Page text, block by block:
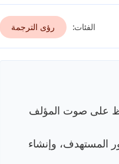
الفئات: رؤى الترجمة
على صوت المؤلف
المستهدف، وإنشاء